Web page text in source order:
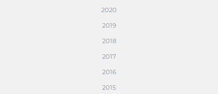
2020
2019
2018
2017
2016
2015